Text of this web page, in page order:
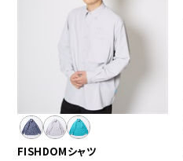
FISHDOMシャツ